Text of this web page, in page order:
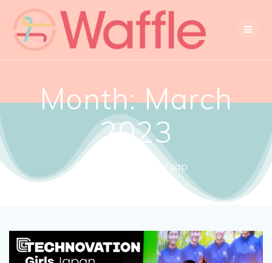
Month:March
2023
Close the gendergap